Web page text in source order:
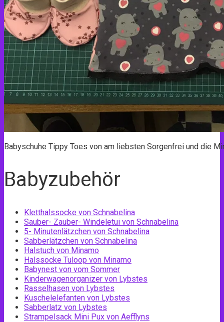
Babyschuhe Tippy Toes von am liebsten Sorgenfrei und die
Babyzubehör
Kletthalssocke von Schnabelina
Sauber- Zauber- Windeletui von Schnabelina
5- Minutenlätzchen von Schnabelina
Sabberlätzchen von Schnabelina
Halstuch von Minamo
Halssocke Tuloop von Minamo
Babynest von vom Sommer
Kinderwagenorganizer von Lybstes
Rasselhasen von Lybstes
Kuschelelefanten von Lybstes
Sabberlatz von Lybstes
Strampelsack Mini Pux von Aefflyns